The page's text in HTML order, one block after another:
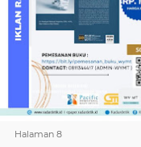
Halaman 8